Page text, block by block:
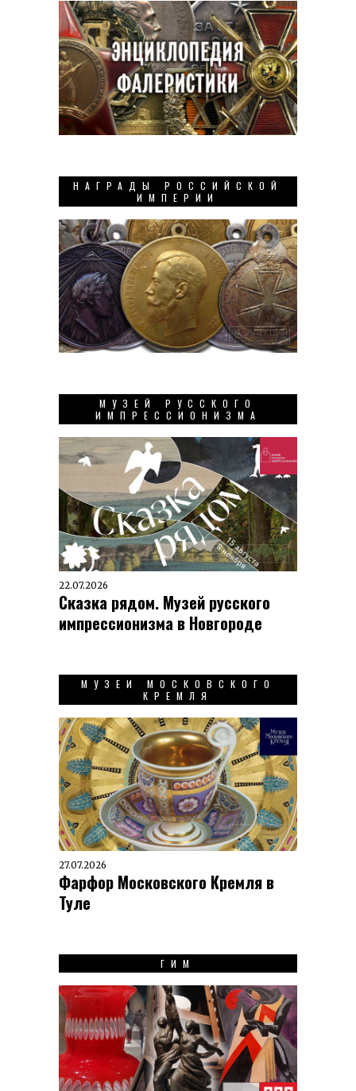
НАГРАДЫ РОССИЙСКОЙ
ИМПЕРИИ
МУЗЕЙ РУССКОГО
ИМПРЕССИОНИЗМА
22.07.2026
Сказка рядом. Музей русского
импрессионизма в Новгороде
МУЗЕИ МОСКОВСКОГО
КРЕМЛЯ
27.07.2026
Фарфор Московского Кремля в
Туле
ГИМ